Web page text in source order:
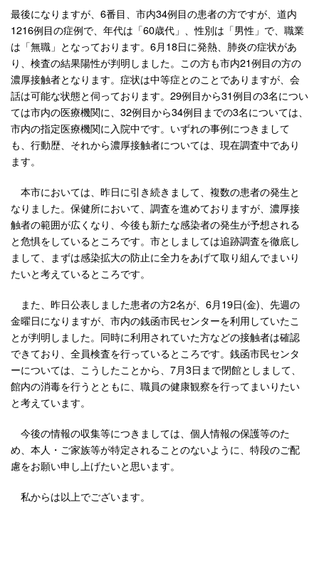
最後になりますが、6番目、市内34例目の患者の方ですが、道内
1216例目の症例で、年代は「60歳代」、性別は「男性」で、職業
は「無職」となっております。6月18日に発熱、肺炎の症状があ
り、検査の結果陽性が判明しました。この方も市内21例目の方の
濃厚接触者となります。症状は中等症とのことでありますが、会
話は可能な状態と伺っております。29例目から31例目の3名につい
ては市内の医療機関に、32例目から34例目までの3名については、
市内の指定医療機関に入院中です。いずれの事例につきまして
も、行動歴、それから濃厚接触者については、現在調査中であり
ます。
本市においては、昨日に引き続きまして、複数の患者の発生と
なりました。保健所において、調査を進めておりますが、濃厚接
触者の範囲が広くなり、今後も新たな感染者の発生が予想される
と危惧をしているところです。市としましては追跡調査を徹底し
まして、まずは感染拡大の防止に全力をあげて取り組んでまいり
たいと考えているところです。
また、昨日公表しました患者の方2名が、6月19日(金)、先週の
金曜日になりますが、市内の銭函市民センターを利用していたこ
とが判明しました。同時に利用されていた方などの接触者は確認
できており、全員検査を行っているところです。銭函市民センタ
ーについては、こうしたことから、7月3日まで閉館としまして、
館内の消毒を行うとともに、職員の健康観察を行ってまいりたい
と考えています。
今後の情報の収集等につきましては、個人情報の保護等のた
め、本人・ご家族等が特定されることのないように、特段のご配
慮をお願い申し上げたいと思います。
私からは以上でございます。